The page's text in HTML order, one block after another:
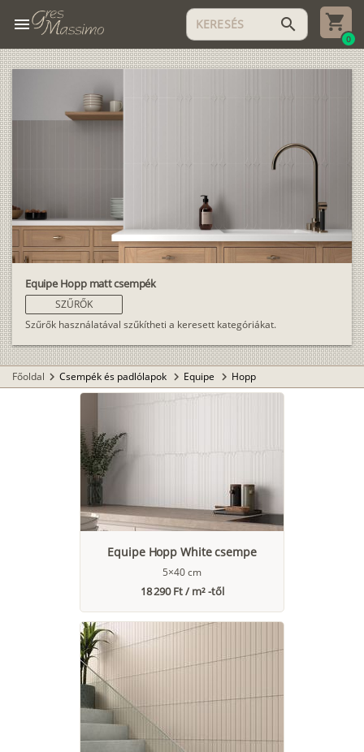
menu search
0
Equipe Hopp matt csempék
SZŰRŐK
Szűrők használatával szűkítheti a keresett kategóriákat.
Főoldal chevron_right Csempék és padlólapok chevron_right Equipe chevron_right Hopp
Equipe Hopp White csempe
5×40 cm
18 290 Ft / m² -től